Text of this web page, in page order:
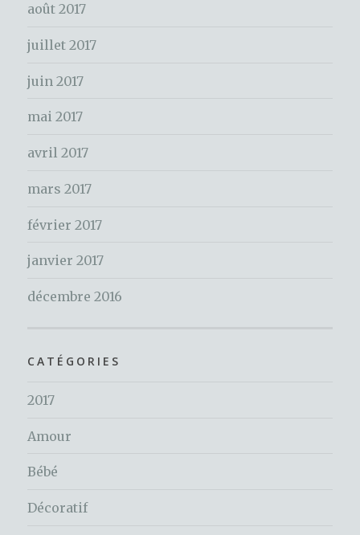
e
:
août 2017
juillet 2017
juin 2017
mai 2017
avril 2017
mars 2017
février 2017
janvier 2017
décembre 2016
CATÉGORIES
2017
Amour
Bébé
Décoratif